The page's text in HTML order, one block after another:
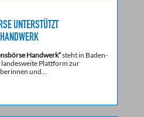
UNTERSTÜTZT
Handwerk“steht in Baden-
Plattform zur
und…